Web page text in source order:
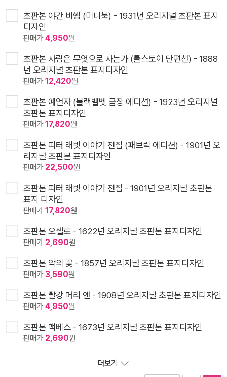
초판본 야간 비행 (미니북) - 1931년 오리지널 초판본 표지
디자인
판매가4,950원
초판본 사람은 무엇으로 사는가 (톨스토이 단편선) - 1888
년 오리지널 초판본 표지디자인
판매가12,420원
초판본 예언자 (블랙벨벳 금장 에디션) - 1923년 오리지널
초판본 표지디자인
판매가17,820원
초판본 피터 래빗 이야기 전집 (패브릭 에디션) - 1901년 오
리지널 초판본 표지디자인
판매가 22,500원
초판본 피터 래빗 이야기 전집 - 1901년 오리지널 초판본
표지 디자인
판매가17,820원
초판본 오셀로 - 1622년 오리지널 초판본 표지디자인
판매가 2,690원
초판본 악의 꽃 - 1857년 오리지널 초판본 표지디자인
판매가 3,590원
초판본 빨강 머리 앤 - 1908년 오리지널 초판본 표지디자인
판매가4,950원
초판본 맥베스 - 1673년 오리지널 초판본 표지디자인
판매가 2,690원
더보기